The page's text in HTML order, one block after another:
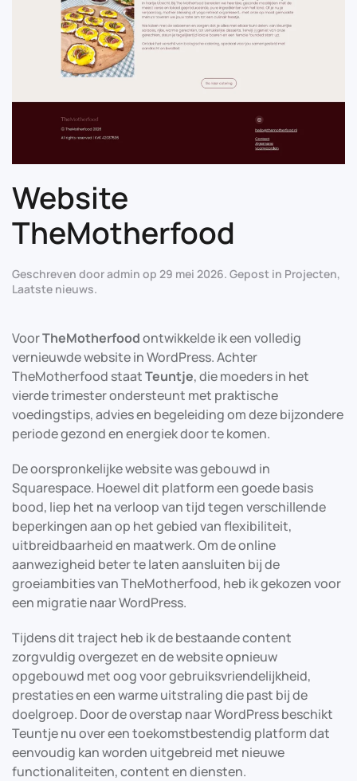
Website
TheMotherfood
Geschreven dooradmin op 29 mei 2026. Gepost in Projecten,
Laatste nieuws.
VoorTheMotherfoodontwikkelde ik een volledig
vernieuwde website in WordPress. Achter
TheMotherfood staatTeuntje, die moeders in het
vierde trimester ondersteunt met praktische
voedingstips, advies en begeleiding om deze bijzondere
periode gezond en energiek door te komen.
De oorspronkelijke website was gebouwd in
Squarespace. Hoewel dit platform een goede basis
bood, liep het na verloop van tijd tegen verschillende
beperkingen aan op het gebied van flexibiliteit,
uitbreidbaarheid en maatwerk. Om de online
aanwezigheid beter te laten aansluiten bij de
groeiambities van TheMotherfood, heb ik gekozen voor
een migratie naar WordPress.
Tijdens dit traject heb ik de bestaande content
zorgvuldig overgezet en de website opnieuw
opgebouwd met oog voor gebruiksvriendelijkheid,
prestaties en een warme uitstraling die past bij de
doelgroep. Door de overstap naar WordPress beschikt
Teuntje nu over een toekomstbestendig platform dat
eenvoudig kan worden uitgebreid met nieuwe
functionaliteiten, content en diensten.